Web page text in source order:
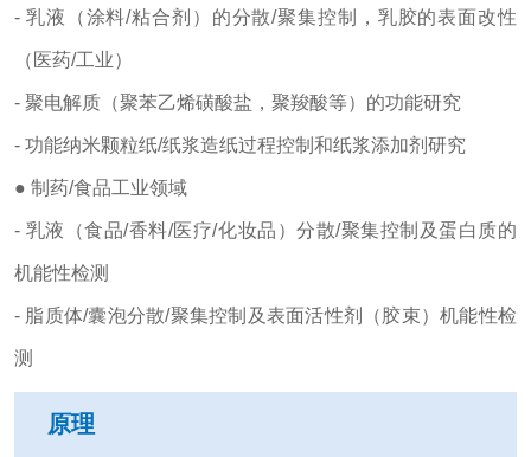
- 乳液（涂料/粘合剂）的分散/聚集控制，乳胶的表面改性
（医药/工业）
- 聚电解质（聚苯乙烯磺酸盐，聚羧酸等）的功能研究
- 功能纳米颗粒纸/纸浆造纸过程控制和纸浆添加剂研究
● 制药/食品工业领域
- 乳液（食品/香料/医疗/化妆品）分散/聚集控制及蛋白质的
机能性检测
- 脂质体/囊泡分散/聚集控制及表面活性剂（胶束）机能性检
测
原理